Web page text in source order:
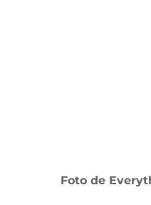
Foto de